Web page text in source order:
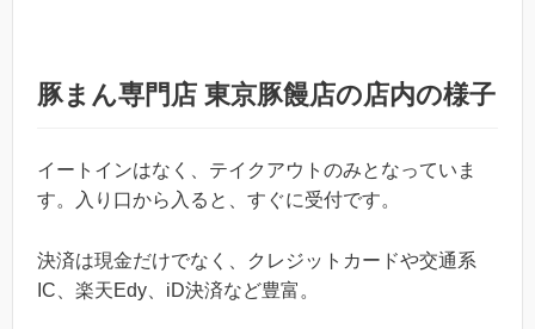
豚まん専門店 東京豚饅店の店内の様子
イートインはなく、テイクアウトのみとなっていま
す。入り口から入ると、すぐに受付です。
決済は現金だけでなく、クレジットカードや交通系
IC、楽天Edy、iD決済など豊富。